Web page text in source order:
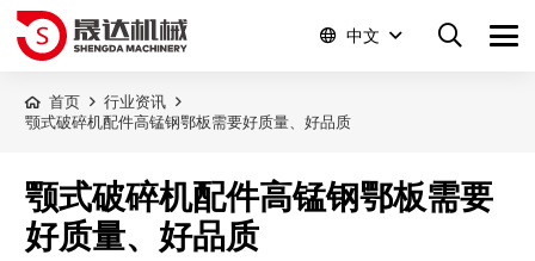
中文
首页
行业资讯
颚式破碎机配件高锰钢鄂板需要好质量、好品质
颚式破碎机配件高锰钢鄂板需要
好质量、好品质